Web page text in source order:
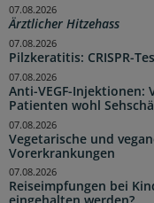
Ärztlicher Hitzehass
07.08.2026
Pilzkeratitis: CRISPR-
07.08.2026
Anti-VEGF-Injektionen:
Patienten wohl
07.08.2026
Vegetarische und
Vorerkrankungen
07.08.2026
Reiseimpfungen bei
07.08.2026